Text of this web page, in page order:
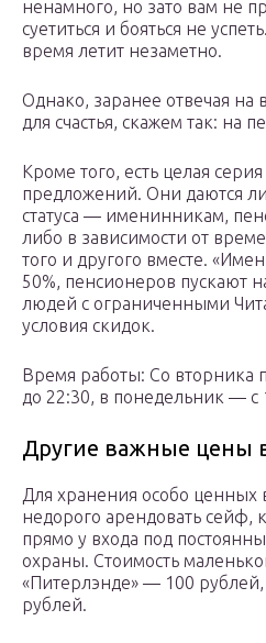
ненамного, но зато вам не
суетиться и бояться не
время летит незаметно.
Однако, заранее отвечая на
для счастья, скажем так: на
Кроме того, есть целая
предложений. Они даются
статуса — именинникам,
либо в зависимости от
того и другого вместе.
50%, пенсионеров пускают
людей с ограниченными
условия скидок.
Время работы: Со вторника
до 22:30, в понедельник — с
Другие важные цены
Для хранения особо
недорого арендовать сейф,
прямо у входа под
охраны. Стоимость
«Питерлэнде» — 100
рублей.